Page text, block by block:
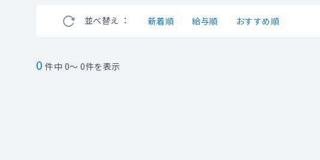
並べ替え ： 新着順 給与順 おすすめ順
0 件中 0～ 0件を表示